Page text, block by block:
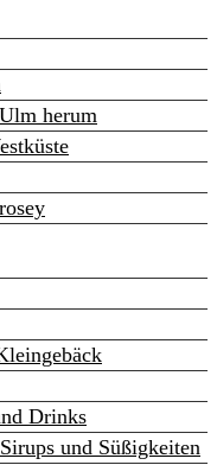
herum
Drinks
und Süßigkeiten